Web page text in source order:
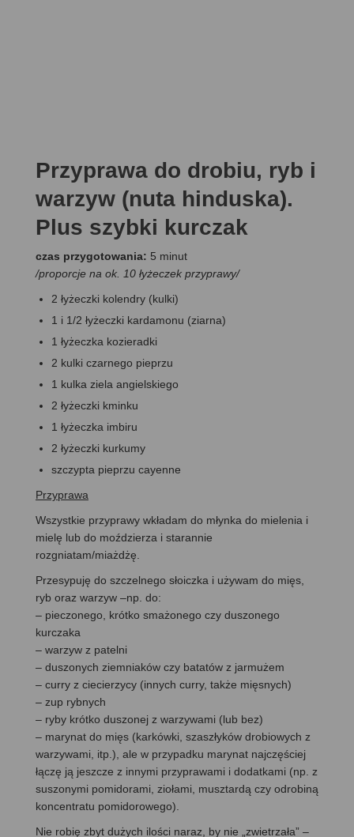
Przyprawa do drobiu, ryb i
warzyw (nuta hinduska).
Plus szybki kurczak
czas przygotowania: 5 minut
/proporcje na ok. 10 łyżeczek przyprawy/
2 łyżeczki kolendry (kulki)
1 i 1/2 łyżeczki kardamonu (ziarna)
1 łyżeczka kozieradki
2 kulki czarnego pieprzu
1 kulka ziela angielskiego
2 łyżeczki kminku
1 łyżeczka imbiru
2 łyżeczki kurkumy
szczypta pieprzu cayenne
Przyprawa
Wszystkie przyprawy wkładam do młynka do mielenia i
mielę lub do moździerza i starannie
rozgniatam/miażdżę.
Przesypuję do szczelnego słoiczka i używam do mięs,
ryb oraz warzyw –np. do:
– pieczonego, krótko smażonego czy duszonego
kurczaka
– warzyw z patelni
– duszonych ziemniaków czy batatów z jarmużem
– curry z ciecierzycy (innych curry, także mięsnych)
– zup rybnych
– ryby krótko duszonej z warzywami (lub bez)
– marynat do mięs (karkówki, szaszłyków drobiowych z
warzywami, itp.), ale w przypadku marynat najczęściej
łączę ją jeszcze z innymi przyprawami i dodatkami (np. z
suszonymi pomidorami, ziołami, musztardą czy odrobiną
koncentratu pomidorowego).
Nie robię zbyt dużych ilości naraz, by nie „zwietrzała” –